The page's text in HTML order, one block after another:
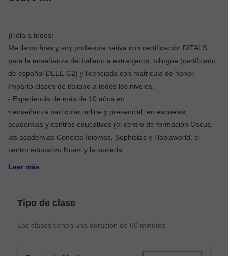
¡Hola a todos!
Me llamo Ines y soy profesora nativa con certificación DITALS
para la enseñanza del italiano a extranjeros, bilingüe (certificado
de español DELE C2) y licenciada con matricula de honor.
Imparto clases de italiano a todos los niveles.
- Experiencia de más de 10 años en:
• enseñanza particular online y presencial, en escuelas,
academias y centros educativos (el centro de formación Oscus,
las academias Conecta Idiomas, Sophistas y Hablaworld, el
centro educativo Noavi y la socieda
Leer más
Tipo de clase
Las clases tienen una duración de 60 minutos